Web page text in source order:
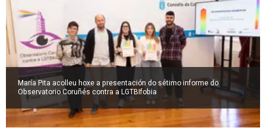
María Pita acolleu hoxe a presentación do sétimo informe do
Observatorio Coruñés contra a LGTBIfobia